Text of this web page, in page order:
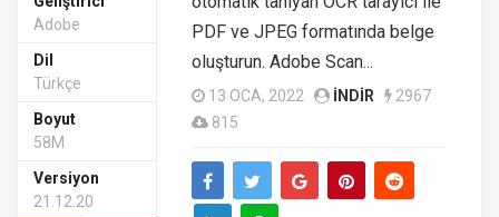
Adobe
Dil
Türkçe
Boyut
58M
Versiyon
21.12.20
PDF ve JPEG formatında belge
oluşturun. Adobe Scan...
13 OCA, 2022 INDIR
2967
815